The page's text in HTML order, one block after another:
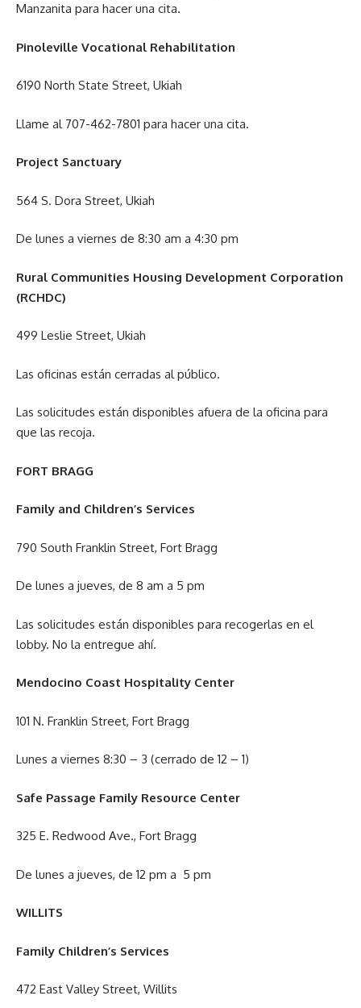
Manzanita para hacer una cita.
Pinoleville Vocational Rehabilitation
6190 North State Street, Ukiah
Llame al 707-462-7801 para hacer una cita.
Project Sanctuary
564 S. Dora Street, Ukiah
De lunes a viernes de 8:30 am a 4:30 pm
Rural Communities Housing Development Corporation
(RCHDC)
499 Leslie Street, Ukiah
Las oficinas están cerradas al público.
Las solicitudes están disponibles afuera de la oficina para
que las recoja.
FORT BRAGG
Family and Children’s Services
790 South Franklin Street, Fort Bragg
De lunes a jueves, de 8 am a 5 pm
Las solicitudes están disponibles para recogerlas en el
lobby. No la entregue ahí.
Mendocino Coast Hospitality Center
101 N. Franklin Street, Fort Bragg
Lunes a viernes 8:30 – 3 (cerrado de 12 – 1)
Safe Passage Family Resource Center
325 E. Redwood Ave., Fort Bragg
De lunes a jueves, de 12 pm a 5 pm
WILLITS
Family Children’s Services
472 East Valley Street, Willits